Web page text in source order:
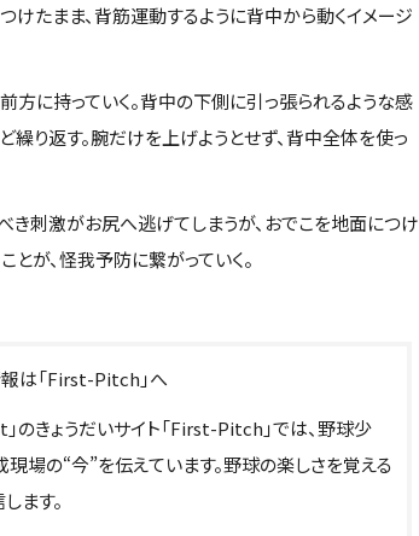
けたまま、背筋運動するように背中から動くイメージ
に持っていく。背中の下側に引っ張られるような感
り返す。腕だけを上げようとせず、背中全体を使っ
刺激がお尻へ逃げてしまうが、おでこを地面につけ
が、怪我予防に繋がっていく。
は「First-Pitch」へ
きょうだいサイト「First-Pitch」では、野球少
場の“今”を伝えています。野球の楽しさを覚える
ます。